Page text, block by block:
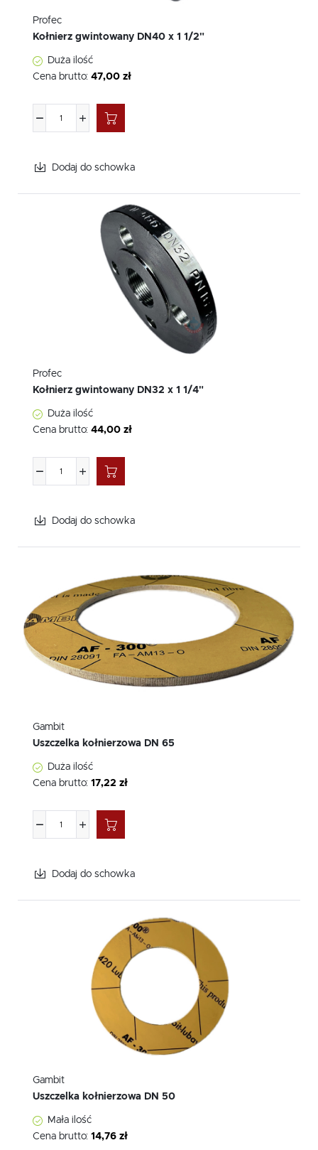
Profec
Kołnierz gwintowany DN40 x 1 1/2"
Duża ilość
Cena brutto: 47,00 zł
Dodaj do schowka
Profec
Kołnierz gwintowany DN32 x 1 1/4"
Duża ilość
Cena brutto: 44,00 zł
Dodaj do schowka
Gambit
Uszczelka kołnierzowa DN 65
Duża ilość
Cena brutto: 17,22 zł
Dodaj do schowka
Gambit
Uszczelka kołnierzowa DN 50
Mała ilość
Cena brutto: 14,76 zł